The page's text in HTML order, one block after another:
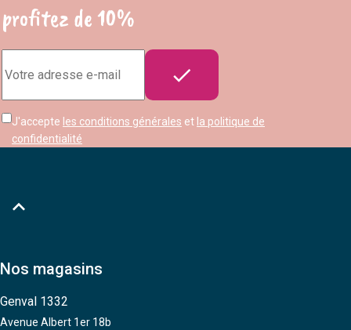
profitez de 10%
e-
mail

J'accepte les conditions générales et la politique de
confidentialité

Nos magasins
Genval 1332
Avenue Albert 1er 18b